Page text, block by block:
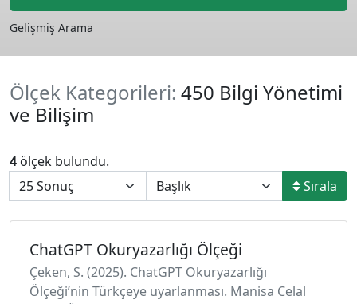
Gelişmiş Arama
Ölçek Kategorileri: 450 Bilgi Yönetimi
ve Bilişim
4 ölçek bulundu.
Sırala
ChatGPT Okuryazarlığı Ölçeği
Çeken, S. (2025). ChatGPT Okuryazarlığı
Ölçeği’nin Türkçeye uyarlanması. Manisa Celal